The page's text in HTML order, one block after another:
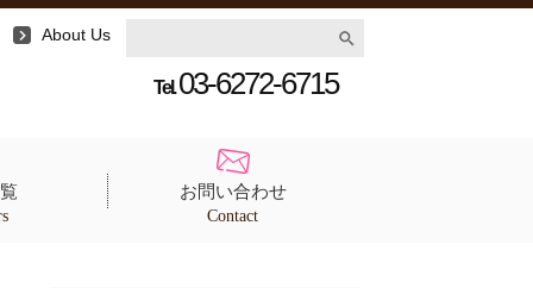
About Us
Tel. 03-6272-6715
お問い合わせ
Contact